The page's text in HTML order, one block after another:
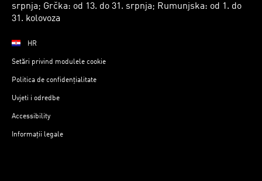
srpnja; Grčka: od 13. do 31. srpnja; Rumunjska: od 1. do
31. kolovoza
HR
Setări privind modulele cookie
Politica de confidențialitate
Uvjeti i odredbe
Accessibility
Informații legale